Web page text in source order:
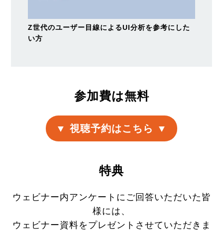
Z世代のユーザー目線によるUI分析を参考にした
い方
参加費は無料
▼ 視聴予約はこちら ▼
特典
ウェビナー内アンケートにご回答いただいた皆
様には、
ウェビナー資料をプレゼントさせていただきま